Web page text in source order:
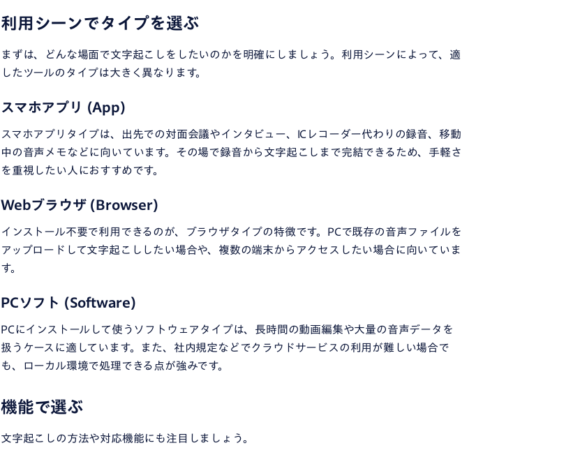
利用シーンでタイプを選ぶ
まずは、どんな場面で文字起こしをしたいのかを明確にしましょう。利用シーンによって、適
したツールのタイプは大きく異なります。
スマホアプリ (App)
スマホアプリタイプは、出先での対面会議やインタビュー、ICレコーダー代わりの録音、移動
中の音声メモなどに向いています。その場で録音から文字起こしまで完結できるため、手軽さ
を重視したい人におすすめです。
Webブラウザ (Browser)
インストール不要で利用できるのが、ブラウザタイプの特徴です。PCで既存の音声ファイルを
アップロードして文字起こししたい場合や、複数の端末からアクセスしたい場合に向いていま
す。
PCソフト (Software)
PCにインストールして使うソフトウェアタイプは、長時間の動画編集や大量の音声データを
扱うケースに適しています。また、社内規定などでクラウドサービスの利用が難しい場合で
も、ローカル環境で処理できる点が強みです。
機能で選ぶ
文字起こしの方法や対応機能にも注目しましょう。